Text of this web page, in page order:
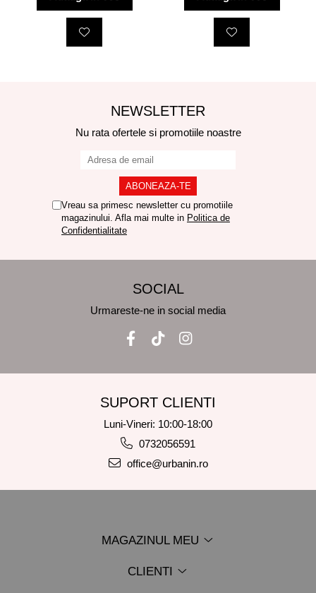
NEWSLETTER
Nu rata ofertele si promotiile noastre
Vreau sa primesc newsletter cu promotiile
magazinului. Afla mai multe in Politica de
Confidentialitate
SOCIAL
Urmareste-ne in social media
SUPORT CLIENTI
Luni-Vineri: 10:00-18:00
0732056591
office@urbanin.ro
MAGAZINUL MEU
CLIENTI